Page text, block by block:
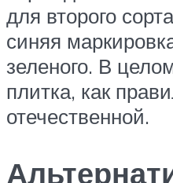
для второго
синяя
зеленого. В
плитка, как
отечественной.